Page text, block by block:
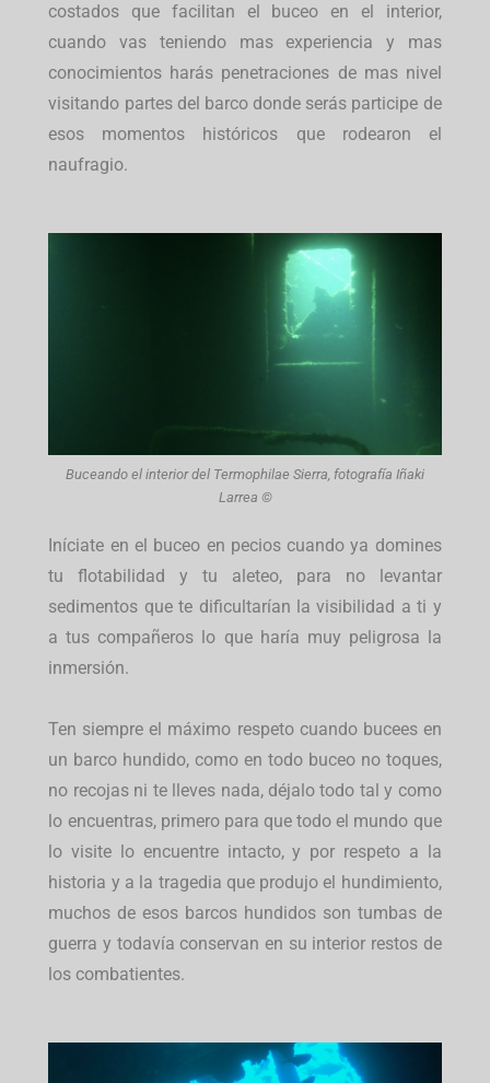
costados que facilitan el buceo en el interior,
cuando vas teniendo mas experiencia y mas
conocimientos harás penetraciones de mas nivel
visitando partes del barco donde serás participe de
esos momentos históricos que rodearon el
naufragio.
Buceando el interior del Termophilae Sierra, fotografía Iñaki
Larrea ©
Iníciate en el buceo en pecios cuando ya domines
tu flotabilidad y tu aleteo, para no levantar
sedimentos que te dificultarían la visibilidad a ti y
a tus compañeros lo que haría muy peligrosa la
inmersión.
Ten siempre el máximo respeto cuando bucees en
un barco hundido, como en todo buceo no toques,
no recojas ni te lleves nada, déjalo todo tal y como
lo encuentras, primero para que todo el mundo que
lo visite lo encuentre intacto, y por respeto a la
historia y a la tragedia que produjo el hundimiento,
muchos de esos barcos hundidos son tumbas de
guerra y todavía conservan en su interior restos de
los combatientes.